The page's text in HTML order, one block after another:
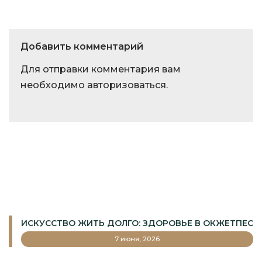
Добавить комментарий
Для отправки комментария вам
необходимо авторизоваться.
ИСКУССТВО ЖИТЬ ДОЛГО: ЗДОРОВЬЕ В ОКЖЕТПЕС
7 июня, 2026